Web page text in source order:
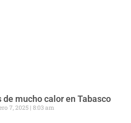
de mucho calor en Tabasco
7, 2025 8:03 am